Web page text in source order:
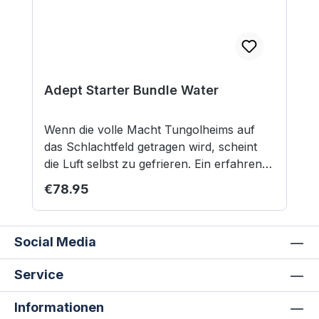
Adept Starter Bundle Water
Wenn die volle Macht Tungolheims auf
das Schlachtfeld getragen wird, scheint
die Luft selbst zu gefrieren. Ein erfahrener
Eisbeschwörer kann auch die mächtigsten
Kreaturen der Eisscherbe herbeirufen,
und wer sich ihm im Kampf stellt, muss mit
Set enthält eine vollwertige Kampfgruppe
der Eisfraktion. Sie stellt einen
vollwertigen Startpunkt dar, und lässt sich
ganz nach den Vorlieben des Spielers
Regular price:
€78.95
Social Media
Service
Informationen